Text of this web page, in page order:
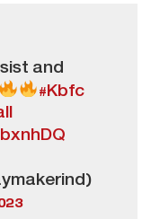
and
#Kbfc